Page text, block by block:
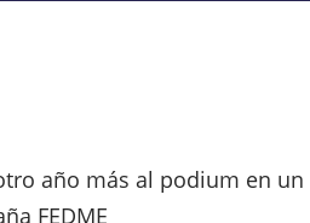
año más al podium en un
FEDME